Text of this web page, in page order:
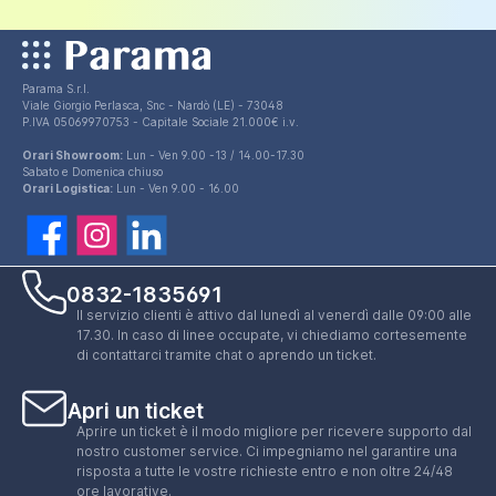
Parama S.r.l.
Viale Giorgio Perlasca, Snc - Nardò (LE) - 73048
P.IVA 05069970753 - Capitale Sociale 21.000€ i.v.
Orari Showroom: Lun - Ven 9.00 -13 / 14.00-17.30
Sabato e Domenica chiuso
Orari Logistica: Lun - Ven 9.00 - 16.00
0832-1835691
Il servizio clienti è attivo dal lunedì al venerdì dalle 09:00 alle
17.30. In caso di linee occupate, vi chiediamo cortesemente
di contattarci tramite chat o aprendo un ticket.
Apri un ticket
Aprire un ticket è il modo migliore per ricevere supporto dal
nostro customer service. Ci impegniamo nel garantire una
risposta a tutte le vostre richieste entro e non oltre 24/48
ore lavorative.